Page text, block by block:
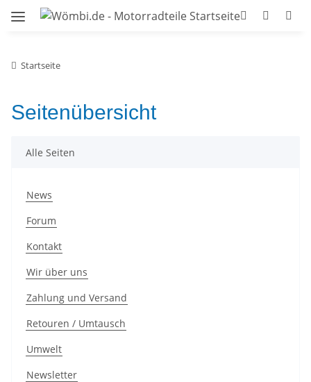
Startseite
Seitenübersicht
Alle Seiten
News
Forum
Kontakt
Wir über uns
Zahlung und Versand
Retouren / Umtausch
Umwelt
Newsletter